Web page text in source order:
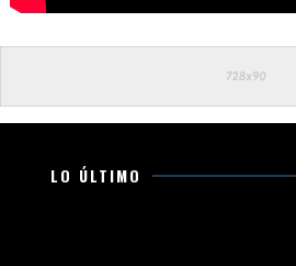
LO ÚLTIMO